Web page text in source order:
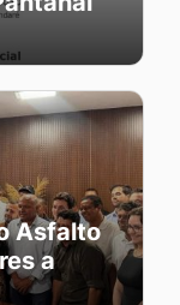
Asfalto
a